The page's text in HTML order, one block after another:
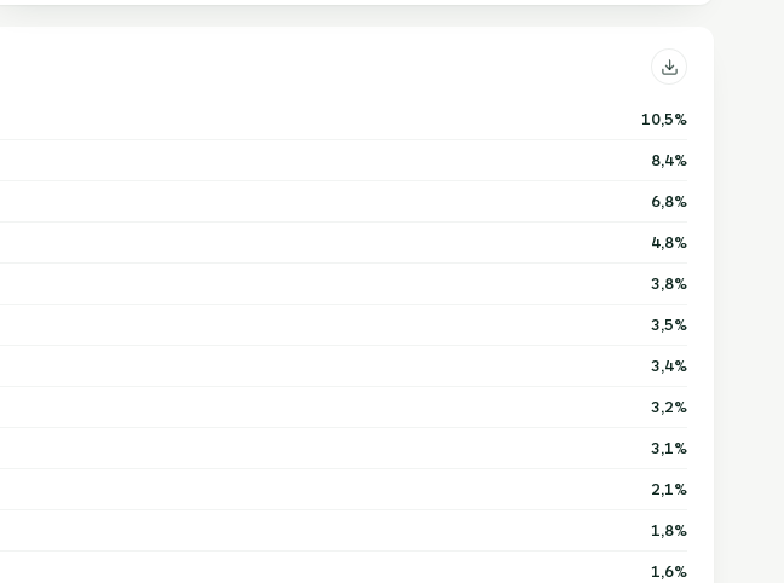
10,5%
8,4%
6,8%
4,8%
3,8%
3,5%
3,4%
3,2%
3,1%
2,1%
1,8%
1,6%